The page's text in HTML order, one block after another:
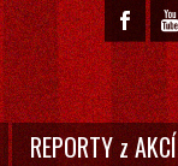
REPORTY z AKCÍ